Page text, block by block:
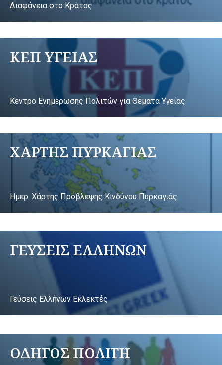
Διαφάνεια στο Κράτος
ΚΕΠ ΥΓΕΙΑΣ
Κέντρο Ενημέρωσης Πολιτών για Θέματα Υγείας
ΧΑΡΤΗΣ ΠΥΡΚΑΓΙΑΣ
Ημερ. Χάρτης Πρόβλεψης Κινδύνου Πυρκαγιάς
ΓΕΥΣΕΙΣ ΕΛΛΗΝΩΝ
Γεύσεις Ελλήνων Εκλεκτές
ΟΔΗΓΟΣ ΠΟΛΙΤΗ